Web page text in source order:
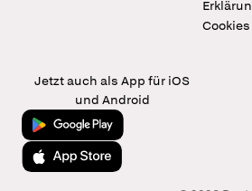
Jetzt auch als App für iOS
und Android
Jetzt bei Google Play
Laden im App Store